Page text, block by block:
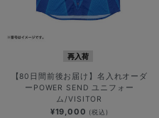
再入荷
【80日間前後お届け】名入れオーダ
ーPOWER SEND ユニフォー
ム/VISITOR
¥19,000 (税込)